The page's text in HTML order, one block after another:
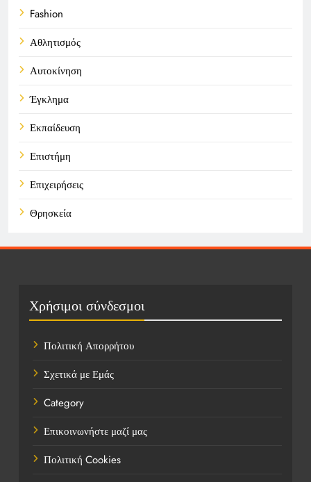
Fashion
Αθλητισμός
Αυτοκίνηση
Έγκλημα
Εκπαίδευση
Επιστήμη
Επιχειρήσεις
Θρησκεία
Πολιτική
Υγεία
Ψυχαγωγία
Χρήσιμοι σύνδεσμοι
Πολιτική Απορρήτου
Σχετικά με Εμάς
Category
Επικοινωνήστε μαζί μας
Πολιτική Cookies